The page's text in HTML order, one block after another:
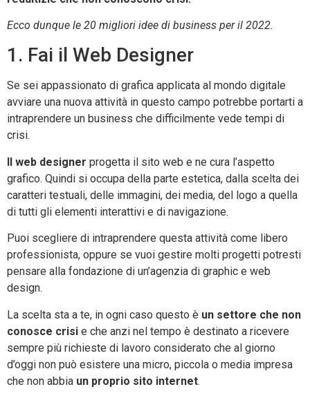
Ecco dunque le 20 migliori idee di business per il 2022.
1. Fai il Web Designer
Se sei appassionato di grafica applicata al mondo digitale
avviare una nuova attività in questo campo potrebbe portarti a
intraprendere un business che difficilmente vede tempi di
crisi.
Il web designer progetta il sito web e ne cura l’aspetto
grafico. Quindi si occupa della parte estetica, dalla scelta dei
caratteri testuali, delle immagini, dei media, del logo a quella
di tutti gli elementi interattivi e di navigazione.
Puoi scegliere di intraprendere questa attività come libero
professionista, oppure se vuoi gestire molti progetti potresti
pensare alla fondazione di un’agenzia di graphic e web
design.
La scelta sta a te, in ogni caso questo è un settore che non
conosce crisi e che anzi nel tempo è destinato a ricevere
sempre più richieste di lavoro considerato che al giorno
d’oggi non può esistere una micro, piccola o media impresa
che non abbia un proprio sito internet.